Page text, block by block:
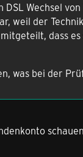
Wechsel
weil der
dass
was bei der